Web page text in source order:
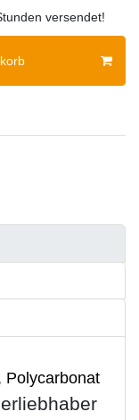
versendet!
Polycarbonat